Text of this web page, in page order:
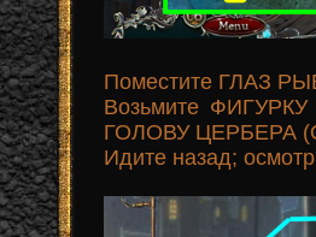
Поместите ГЛАЗ
Возьмите
ГОЛОВУ ЦЕРБЕРА
Идите назад;